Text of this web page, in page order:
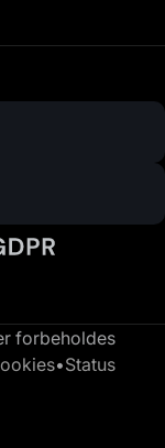
forbeholdes
•Status